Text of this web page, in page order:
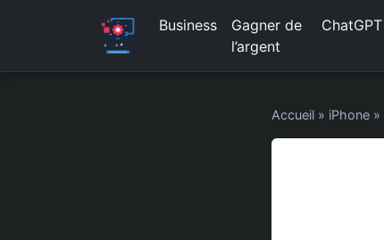
Business
Gagner de
l’argent
ChatGPT
Accueil » iPhone »